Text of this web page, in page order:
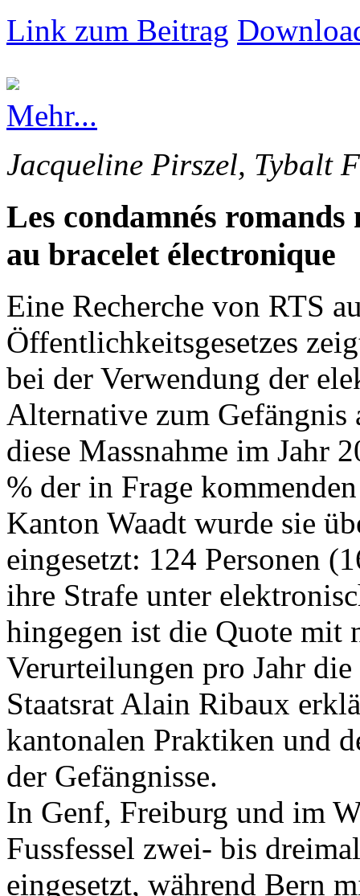
Link zum Beitrag
Mehr...
Jacqueline Pirszel, Tybalt
Les condamnés romands
au bracelet électronique
Eine Recherche von RTS
Öffentlichkeitsgesetzes
bei der Verwendung der
Alternative zum Gefängnis
diese Massnahme im Jahr
% der in Frage
Kanton Waadt wurde sie
eingesetzt: 124 Personen
ihre Strafe unter
hingegen ist die Quote mit
Verurteilungen pro Jahr
Staatsrat Alain Ribaux
kantonalen Praktiken und
der Gefängnisse.
In Genf, Freiburg und im
Fussfessel zwei- bis
eingesetzt, während Bern